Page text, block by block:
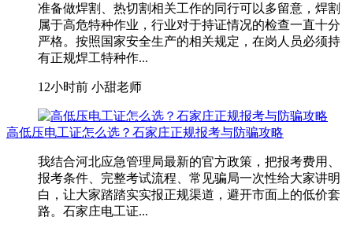
准备做焊割、热切割相关工作的同行可以多留意，焊割
属于高危特种作业，行业对于持证情况的检查一直十分
严格。按照国家安全生产的相关规定，在岗人员必须持
有正规焊工特种作...
12小时前 小甜老师
高低压电工证怎么选？石家庄正规报考与防骗攻略
我结合河北应急管理局最新的官方政策，把报考费用、
报考条件、完整考试流程、常见骗局一次性给大家讲明
白，让大家踏踏实实报正规渠道，避开市面上的低价套
路。石家庄电工证...